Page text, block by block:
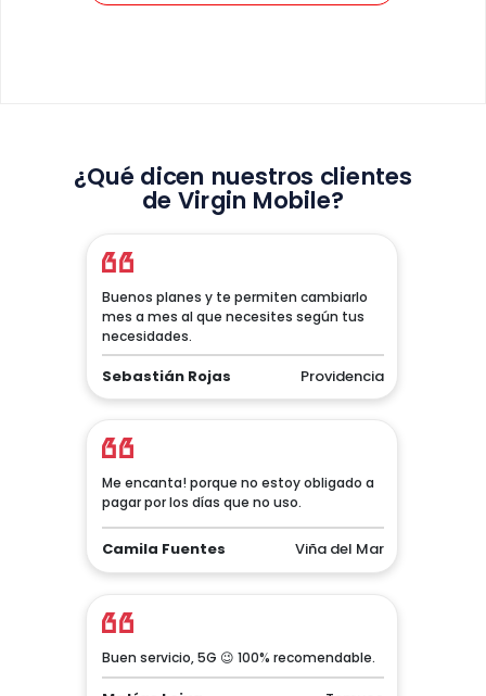
¿Qué dicen nuestros clientes
de Virgin Mobile?
Buenos planes y te permiten cambiarlo
mes a mes al que necesites según tus
necesidades.
Sebastián Rojas Providencia
Me encanta! porque no estoy obligado a
pagar por los días que no uso.
Camila Fuentes Viña del Mar
Buen servicio, 5G 😉 100% recomendable.